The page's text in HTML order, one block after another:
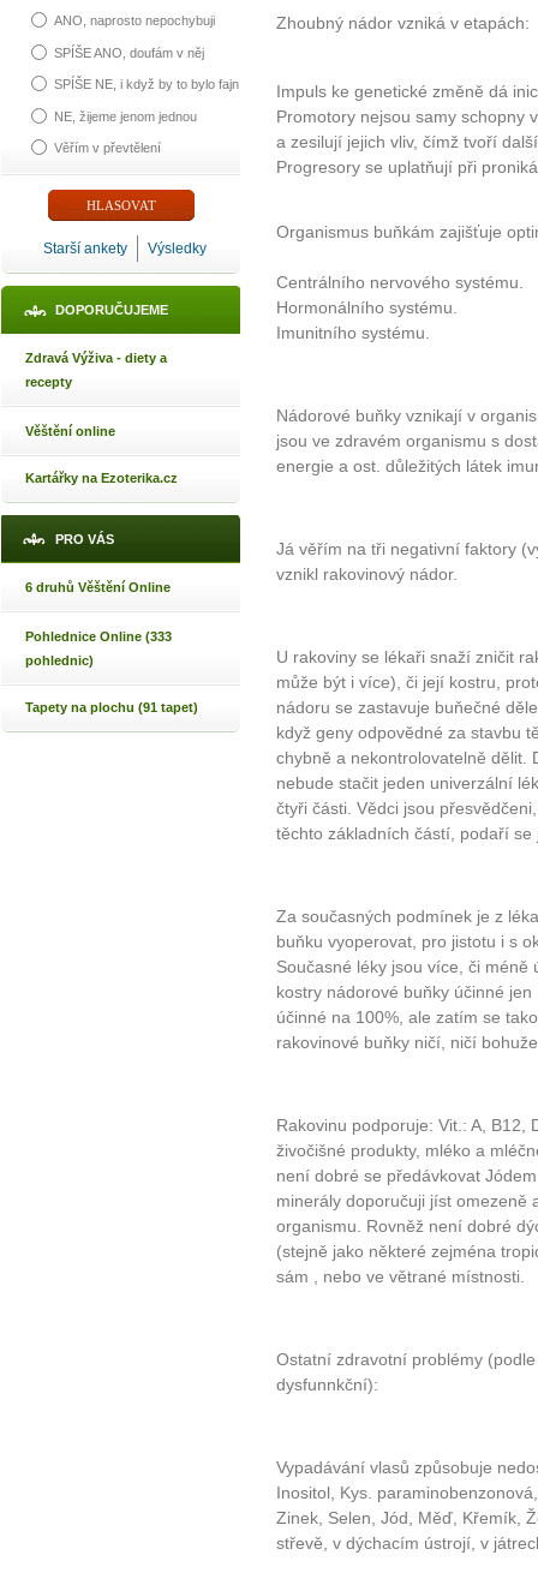
ANO, naprosto nepochybuji
SPÍŠE ANO, doufám v něj
SPÍŠE NE, i když by to bylo fajn
NE, žijeme jenom jednou
Věřím v převtělení
Starší ankety Výsledky
DOPORUČUJEME
Zdravá Výživa - diety a
recepty
Věštění online
Kartářky na Ezoterika.cz
PRO VÁS
6 druhů Věštění Online
Pohlednice Online (333
pohlednic)
Tapety na plochu (91 tapet)
Zhoubný nádor vzniká v etapách:
Impuls ke genetické změně dá
Promotory nejsou samy schopny
a zesilují jejich vliv, čímž tvoří
Progresory se uplatňují při
Organismus buňkám zajišťuje
Centrálního nervového systému.
Hormonálního systému.
Imunitního systému.
Nádorové buňky vznikají v
jsou ve zdravém organismu s
energie a ost. důležitých látek
Já věřím na tři negativní faktory
vznikl rakovinový nádor.
U rakoviny se lékaři snaží zničit
může být i více), či její kostru,
nádoru se zastavuje buňečné
když geny odpovědné za stavbu
chybně a nekontrolovatelně dělit.
nebude stačit jeden univerzální
čtyři části. Vědci jsou
těchto základních částí, podaří
Za současných podmínek je z
buňku vyoperovat, pro jistotu i s
Současné léky jsou více, či
kostry nádorové buňky účinné
účinné na 100%, ale zatím se
rakovinové buňky ničí, ničí
Rakovinu podporuje: Vit.: A, B12,
živočišné produkty, mléko a
není dobré se předávkovat
minerály doporučuji jíst omezeně
organismu. Rovněž není dobré
(stejně jako některé zejména
sám , nebo ve větrané místnosti.
Ostatní zdravotní problémy
dysfunnkční):
Vypadávání vlasů způsobuje
Inositol, Kys.
Zinek, Selen, Jód, Měď, Křemík,
střevě, v dýchacím ústrojí, v